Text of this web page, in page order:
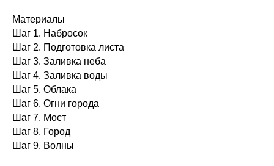
Материалы
Шаг 1. Набросок
Шаг 2. Подготовка листа
Шаг 3. Заливка неба
Шаг 4. Заливка воды
Шаг 5. Облака
Шаг 6. Огни города
Шаг 7. Мост
Шаг 8. Город
Шаг 9. Волны